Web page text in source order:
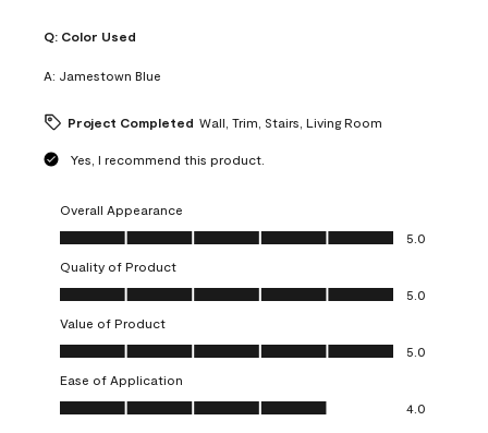
Q: Color Used
A: Jamestown Blue
Project Completed Wall, Trim, Stairs, Living Room
Yes, I recommend this product.
Overall Appearance
Overall Appearance, 5.0 out of 5
5.0
Quality of Product
Quality of Product, 5.0 out of 5
5.0
Value of Product
Value of Product, 5.0 out of 5
5.0
Ease of Application
Ease of Application, 4.0 out of 5
4.0